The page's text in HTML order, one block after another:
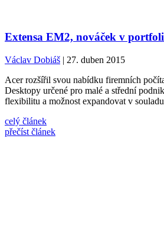
Extensa EM2, nováček v
Václav Dobiáš | 27. duben 2015
Acer rozšířil svou nabídku firemních
Desktopy určené pro malé a střední
flexibilitu a možnost expandovat v
celý článek
přečíst článek